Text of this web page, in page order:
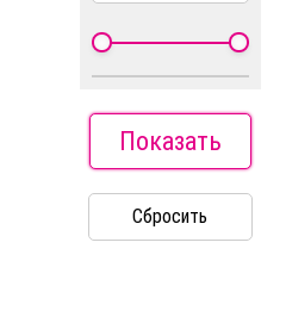
Показать
Сбросить